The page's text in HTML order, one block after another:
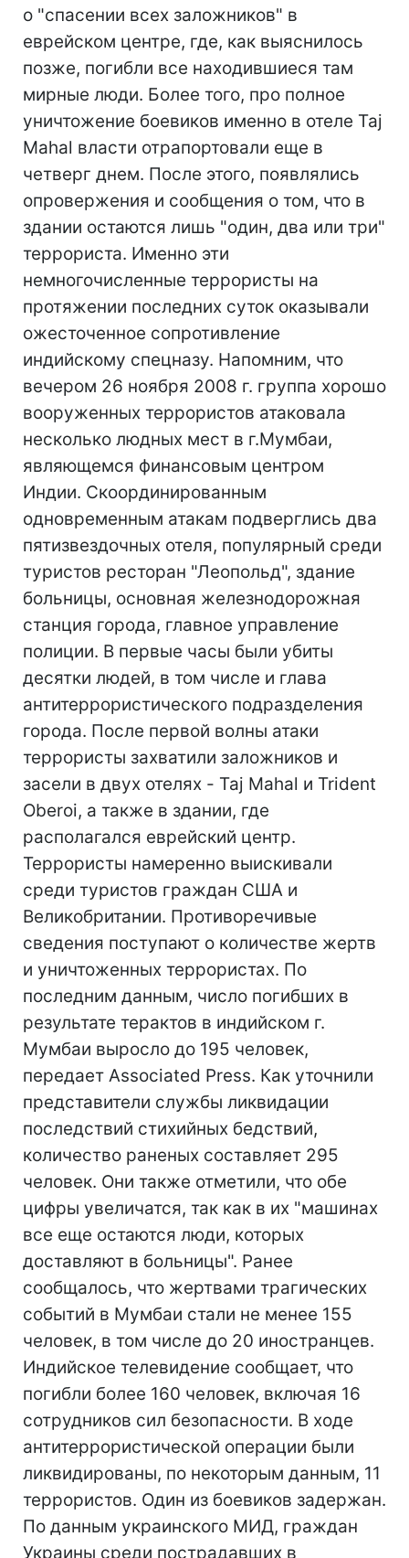
о "спасении всех заложников" в
еврейском центре, где, как выяснилось
позже, погибли все находившиеся там
мирные люди. Более того, про полное
уничтожение боевиков именно в отеле Taj
Mahal власти отрапортовали еще в
четверг днем. После этого, появлялись
опровержения и сообщения о том, что в
здании остаются лишь "один, два или три"
террориста. Именно эти
немногочисленные террористы на
протяжении последних суток оказывали
ожесточенное сопротивление
индийскому спецназу. Напомним, что
вечером 26 ноября 2008 г. группа хорошо
вооруженных террористов атаковала
несколько людных мест в г.Мумбаи,
являющемся финансовым центром
Индии. Скоординированным
одновременным атакам подверглись два
пятизвездочных отеля, популярный среди
туристов ресторан "Леопольд", здание
больницы, основная железнодорожная
станция города, главное управление
полиции. В первые часы были убиты
десятки людей, в том числе и глава
антитеррористического подразделения
города. После первой волны атаки
террористы захватили заложников и
засели в двух отелях - Taj Mahal и Trident
Oberoi, а также в здании, где
располагался еврейский центр.
Террористы намеренно выискивали
среди туристов граждан США и
Великобритании. Противоречивые
сведения поступают о количестве жертв
и уничтоженных террористах. По
последним данным, число погибших в
результате терактов в индийском г.
Мумбаи выросло до 195 человек,
передает Associated Press. Как уточнили
представители службы ликвидации
последствий стихийных бедствий,
количество раненых составляет 295
человек. Они также отметили, что обе
цифры увеличатся, так как в их "машинах
все еще остаются люди, которых
доставляют в больницы". Ранее
сообщалось, что жертвами трагических
событий в Мумбаи стали не менее 155
человек, в том числе до 20 иностранцев.
Индийское телевидение сообщает, что
погибли более 160 человек, включая 16
сотрудников сил безопасности. В ходе
антитеррористической операции были
ликвидированы, по некоторым данным, 11
террористов. Один из боевиков задержан.
По данным украинского МИД, граждан
Украины среди пострадавших в